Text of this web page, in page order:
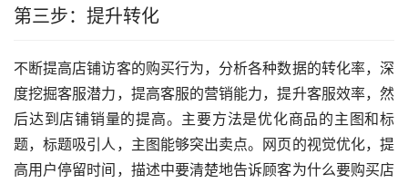
第三步：提升转化
不断提高店铺访客的购买行为，分析各种数据的转化率，深
度挖掘客服潜力，提高客服的营销能力，提升客服效率，然
后达到店铺销量的提高。主要方法是优化商品的主图和标
题，标题吸引人，主图能够突出卖点。网页的视觉优化，提
高用户停留时间，描述中要清楚地告诉顾客为什么要购买店